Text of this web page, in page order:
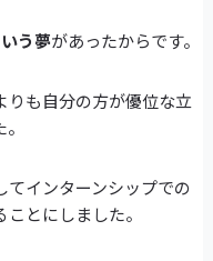
う夢があったからです。
りも自分の方が優位な立
インターンシップでの
とにしました。